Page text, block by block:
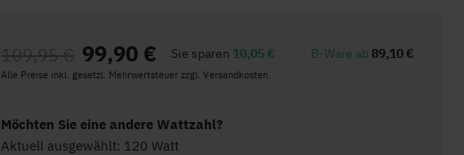
99,90 €
109,95 € Sie sparen 10,05 €
Alle Preise inkl. gesetzl. Mehrwertsteuer zzgl. Versandkosten.
B-Ware ab 89,10 €
Möchten Sie eine andere Wattzahl?
Aktuell ausgewählt: 120 Watt